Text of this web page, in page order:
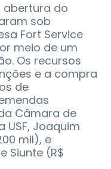
abertura do
sob
Fort Service
meio de um
Os recursos
e a compra
de
Câmara de
USF, Joaquim
mil), e
Siunte (R$